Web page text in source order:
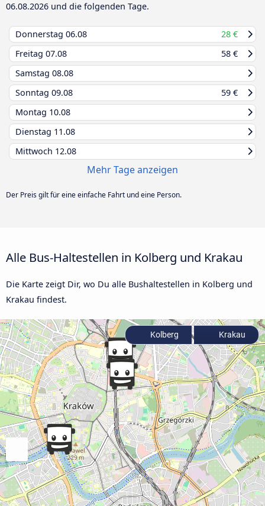
06.08.2026 und die folgenden Tage.
Donnerstag 06.08
28 €
Freitag 07.08
58 €
Samstag 08.08
Sonntag 09.08
59 €
Montag 10.08
Dienstag 11.08
Mittwoch 12.08
Mehr Tage anzeigen
Der Preis gilt für eine einfache Fahrt und eine Person.
Alle Bus-Haltestellen in Kolberg und Krakau
Die Karte zeigt Dir, wo Du alle Bushaltestellen in Kolberg und
Krakau findest.
Kolberg Krakau